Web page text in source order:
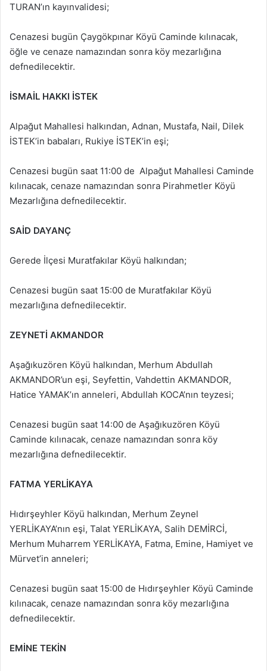
TURAN’ın kayınvalidesi;
Cenazesi bugün Çaygökpınar Köyü Caminde kılınacak,
öğle ve cenaze namazından sonra köy mezarlığına
defnedilecektir.
İSMAİL HAKKI İSTEK
Alpağut Mahallesi halkından, Adnan, Mustafa, Nail, Dilek
İSTEK’in babaları, Rukiye İSTEK’in eşi;
Cenazesi bugün saat 11:00 de Alpağut Mahallesi Caminde
kılınacak, cenaze namazından sonra Pirahmetler Köyü
Mezarlığına defnedilecektir.
SAİD DAYANÇ
Gerede İlçesi Muratfakılar Köyü halkından;
Cenazesi bugün saat 15:00 de Muratfakılar Köyü
mezarlığına defnedilecektir.
ZEYNETİ AKMANDOR
Aşağıkuzören Köyü halkından, Merhum Abdullah
AKMANDOR’un eşi, Seyfettin, Vahdettin AKMANDOR,
Hatice YAMAK’ın anneleri, Abdullah KOCA’nın teyzesi;
Cenazesi bugün saat 14:00 de Aşağıkuzören Köyü
Caminde kılınacak, cenaze namazından sonra köy
mezarlığına defnedilecektir.
FATMA YERLİKAYA
Hıdırşeyhler Köyü halkından, Merhum Zeynel
YERLİKAYA’nın eşi, Talat YERLİKAYA, Salih DEMİRCİ,
Merhum Muharrem YERLİKAYA, Fatma, Emine, Hamiyet ve
Mürvet’in anneleri;
Cenazesi bugün saat 15:00 de Hıdırşeyhler Köyü Caminde
kılınacak, cenaze namazından sonra köy mezarlığına
defnedilecektir.
EMİNE TEKİN